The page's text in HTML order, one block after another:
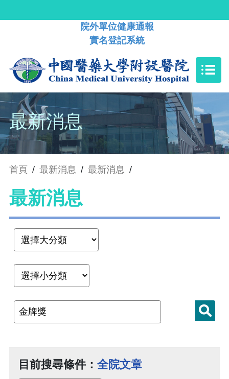
院外單位健康通報
實名登記系統
最新消息
首頁 / 最新消息 / 最新消息 /
最新消息
目前搜尋條件： 全院文章